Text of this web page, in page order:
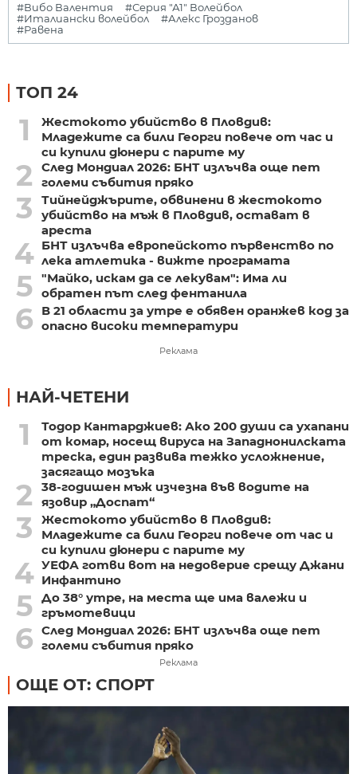
#Вибо Валентия
#Серия "А1" Волейбол
#Италиански волейбол
#Алекс Грозданов
#Равена
ТОП 24
1
Жестокото убийство в Пловдив:
Младежите са били Георги повече от час и
си купили дюнери с парите му
2
След Мондиал 2026: БНТ излъчва още пет
големи събития пряко
3
Тийнейджърите, обвинени в жестокото
убийство на мъж в Пловдив, остават в
ареста
4 БНТ излъчва европейското първенство по
лека атлетика - вижте програмата
5 "Майко, искам да се лекувам": Има ли
обратен път след фентанила
6
В 21 области за утре е обявен оранжев код за
опасно високи температури
Реклама
НАЙ-ЧЕТЕНИ
1
Тодор Кантарджиев: Ако 200 души са ухапани
от комар, носещ вируса на Западнонилската
треска, един развива тежко усложнение,
засягащо мозъка
2
38-годишен мъж изчезна във водите на
язовир „Доспат“
3
Жестокото убийство в Пловдив:
Младежите са били Георги повече от час и
си купили дюнери с парите му
4 УЕФА готви вот на недоверие срещу Джани
Инфантино
5 До 38° утре, на места ще има валежи и
гръмотевици
6 След Мондиал 2026: БНТ излъчва още пет
големи събития пряко
Реклама
ОЩЕ ОТ: СПОРТ